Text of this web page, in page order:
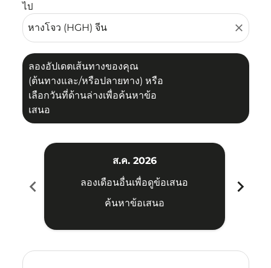
ไป
close
ลองอัปเดตเส้นทางของคุณ
(ต้นทางและ/หรือปลายทาง) หรือ
เลือกวันที่ด้านล่างเพื่อค้นหาข้อ
เสนอ
chevron_left
ส.ค. 2026
ลองเดือนอื่นเพื่อดูข้อเสนอ
ค้นหาข้อเสนอ
chevron_right